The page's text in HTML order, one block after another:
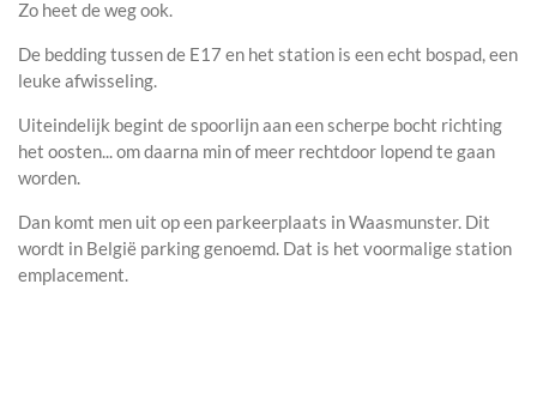
Zo heet de weg ook.
De bedding tussen de E17 en het station is een echt bospad, een
leuke afwisseling.
Uiteindelijk begint de spoorlijn aan een scherpe bocht richting
het oosten... om daarna min of meer rechtdoor lopend te gaan
worden.
Dan komt men uit op een parkeerplaats in Waasmunster. Dit
wordt in België parking genoemd. Dat is het voormalige station
emplacement.